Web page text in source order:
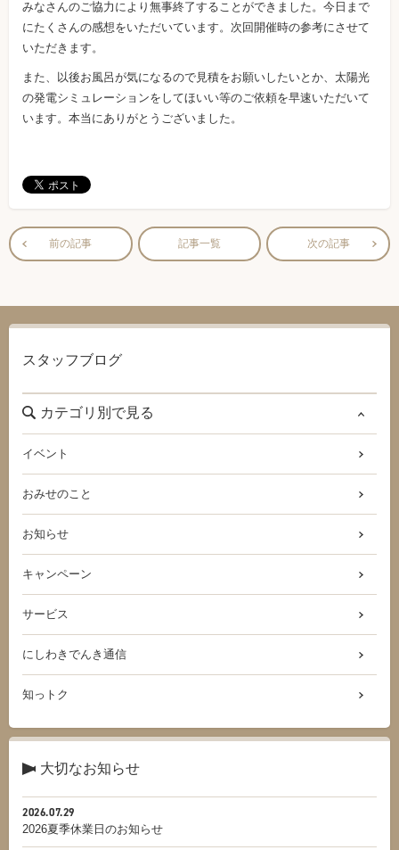
みなさんのご協力により無事終了することができました。今日まで
にたくさんの感想をいただいています。次回開催時の参考にさせて
いただきます。
また、以後お風呂が気になるので見積をお願いしたいとか、太陽光
の発電シミュレーションをしてほいい等のご依頼を早速いただいて
います。本当にありがとうございました。
前の記事 記事一覧 次の記事
スタッフブログ
カテゴリ別で見る
イベント
おみせのこと
お知らせ
キャンペーン
サービス
にしわきでんき通信
知っトク
大切なお知らせ
2026.07.29
2026夏季休業日のお知らせ